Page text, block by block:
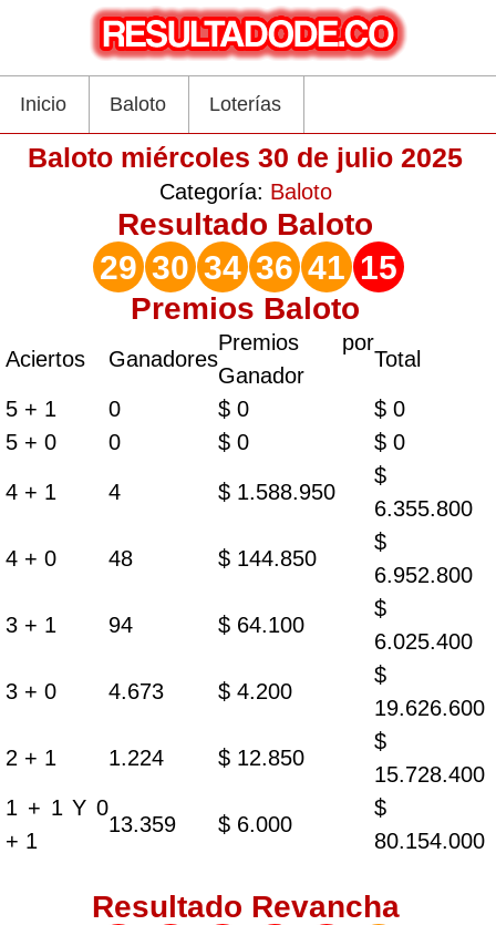
Inicio Baloto Loterías
Baloto miércoles 30 de julio 2025
Categoría: Baloto
Resultado Baloto
29 30 34 36 41 15
Premios Baloto
Aciertos Ganadores
Premios por
Ganador
Total
5 + 1 0 $ 0
$ 0
5 + 0
0 $ 0 $ 0
4 + 1 4 $ 1.588.950
$
6.355.800
4 + 0 48 $ 144.850
$
6.952.800
3 + 1 94 $ 64.100
$
6.025.400
3 + 0 4.673 $ 4.200
$
19.626.600
2 + 1 1.224 $ 12.850
$
15.728.400
1 + 1 Y 0
+ 1
13.359 $ 6.000
$
80.154.000
Resultado Revancha